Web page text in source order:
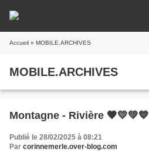
Accueil » MOBILE.ARCHIVES
MOBILE.ARCHIVES
Montagne - Rivière 🧡💛💚💙
Publié le 28/02/2025 à 08:21
Par corinnemerle.over-blog.com